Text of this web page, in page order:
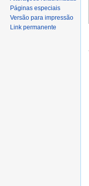
Páginas especiais
Versão para impressão
Link permanente